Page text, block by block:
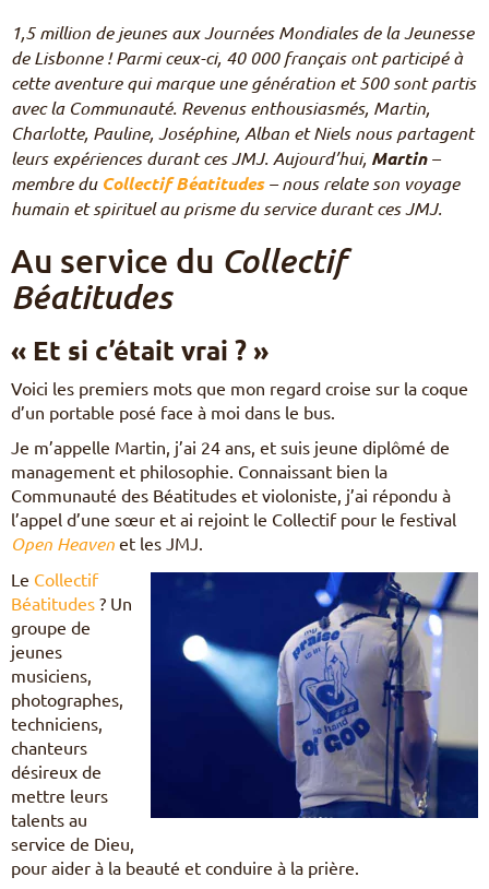
Pèlerinages
S’engager – missions
Nourrir sa vie spirituelle
Du temps pour Dieu
FR
EN
DE
IT
PT
ES
HU
1,5 million de jeunes aux Journées Mondiales de la Jeunesse
de Lisbonne ! Parmi ceux-ci, 40 000 français ont participé à
cette aventure qui marque une génération et 500 sont partis
avec la Communauté. Revenus enthousiasmés, Martin,
Charlotte, Pauline, Joséphine, Alban et Niels nous partagent
leurs expériences durant ces JMJ. Aujourd’hui, Martin–
membre du Collectif Béatitudes– nous relate son voyage
humain et spirituel au prisme du service durant ces JMJ.
Au service du Collectif
Béatitudes
« Et si c’était vrai ? »
Voici les premiers mots que mon regard croise sur la coque
d’un portable posé face à moi dans le bus.
Je m’appelle Martin, j’ai 24 ans, et suis jeune diplômé de
management et philosophie. Connaissant bien la
Communauté des Béatitudes et violoniste, j’ai répondu à
l’appel d’une sœur et ai rejoint le Collectif pour le festival
Open Heaven et les JMJ.
Le Collectif
Béatitudes ? Un
groupe de
jeunes
musiciens,
photographes,
techniciens,
chanteurs
désireux de
mettre leurs
talents au
service de Dieu,
pour aider à la beauté et conduire à la prière.